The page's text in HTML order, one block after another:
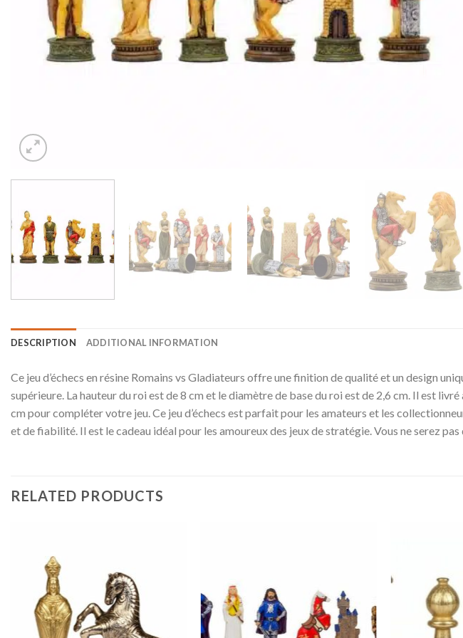
DESCRIPTION ADDITIONAL INFORMATION
Ce jeu d’échecs en résine Romains vs Gladiateurs offre une finition de qualité et un design
supérieure. La hauteur du roi est de 8 cm et le diamètre de base du roi est de 2,6 cm. Il est
cm pour compléter votre jeu. Ce jeu d’échecs est parfait pour les amateurs et les
et de fiabilité. Il est le cadeau idéal pour les amoureux des jeux de stratégie. Vous ne serez pas
RELATED PRODUCTS